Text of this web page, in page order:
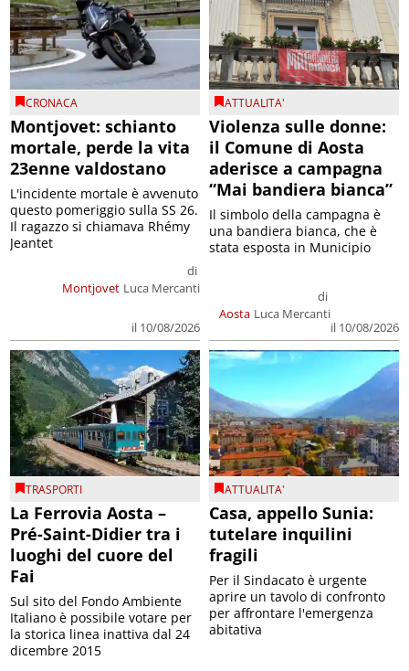
CRONACA
Montjovet: schianto
mortale, perde la vita
23enne valdostano
Montjovet
di
Luca Mercanti
il 10/08/2026
L'incidente mortale è avvenuto
questo pomeriggio sulla SS 26.
Il ragazzo si chiamava Rhémy
Jeantet
ATTUALITA'
Violenza sulle donne:
il Comune di Aosta
aderisce a campagna
“Mai bandiera bianca”
Aosta
di
Luca Mercanti
il 10/08/2026
Il simbolo della campagna è
una bandiera bianca, che è
stata esposta in Municipio
TRASPORTI
La Ferrovia Aosta –
Pré-Saint-Didier tra i
luoghi del cuore del
Fai
Sul sito del Fondo Ambiente
Italiano è possibile votare per
la storica linea inattiva dal 24
dicembre 2015
ATTUALITA'
Casa, appello Sunia:
tutelare inquilini
fragili
Per il Sindacato è urgente
aprire un tavolo di confronto
per affrontare l'emergenza
abitativa